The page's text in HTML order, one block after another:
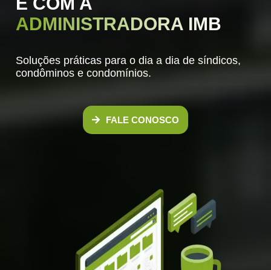
ADMINISTRADORA IMB
Soluções práticas para o dia a dia de síndicos,
condôminos e condomínios.
FALE CONOSCO